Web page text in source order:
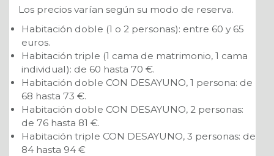
Los precios varían según su modo de reserva.
Habitación doble (1 o 2 personas): entre 60 y 65
euros.
Habitación triple (1 cama de matrimonio, 1 cama
individual): de 60 hasta 70 €.
Habitación doble CON DESAYUNO, 1 persona: de
68 hasta 73 €.
Habitación doble CON DESAYUNO, 2 personas:
de 76 hasta 81 €.
Habitación triple CON DESAYUNO, 3 personas: de
84 hasta 94 €